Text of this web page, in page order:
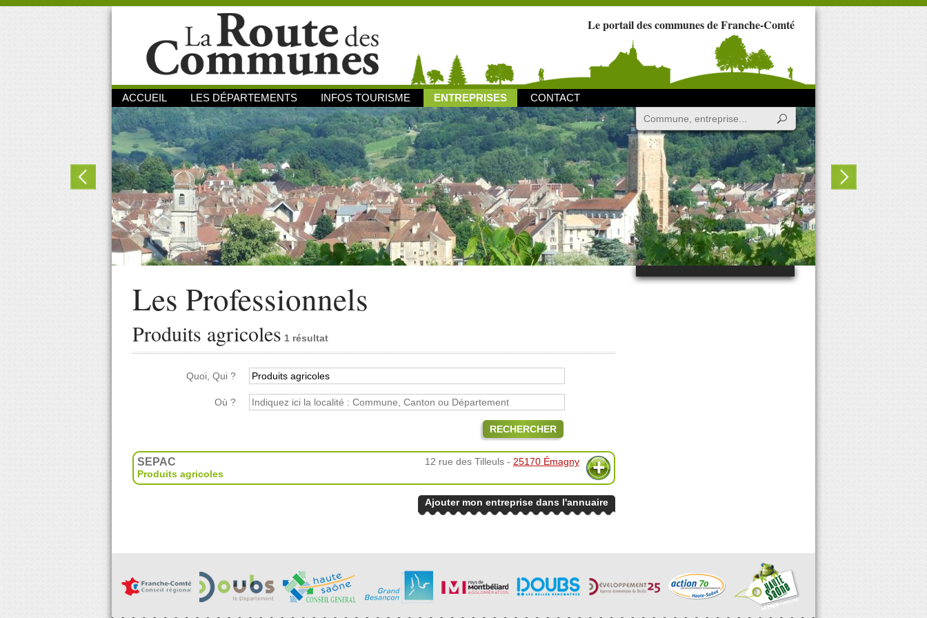
Le portail des communes de Franche-Comté
ACCUEIL LES DÉPARTEMENTS INFOS TOURISME ENTREPRISES CONTACT
Les Professionnels
Produits agricoles 1 résultat
Quoi, Qui ?
Où ?
RECHERCHER
SEPAC 12 rue des Tilleuls - 25170 Émagny
Produits agricoles
Ajouter mon entreprise dans l'annuaire